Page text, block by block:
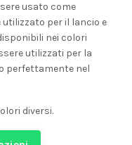
usato come
utilizzato per il lancio e
nei colori
utilizzati per la
perfettamente nel
diversi.